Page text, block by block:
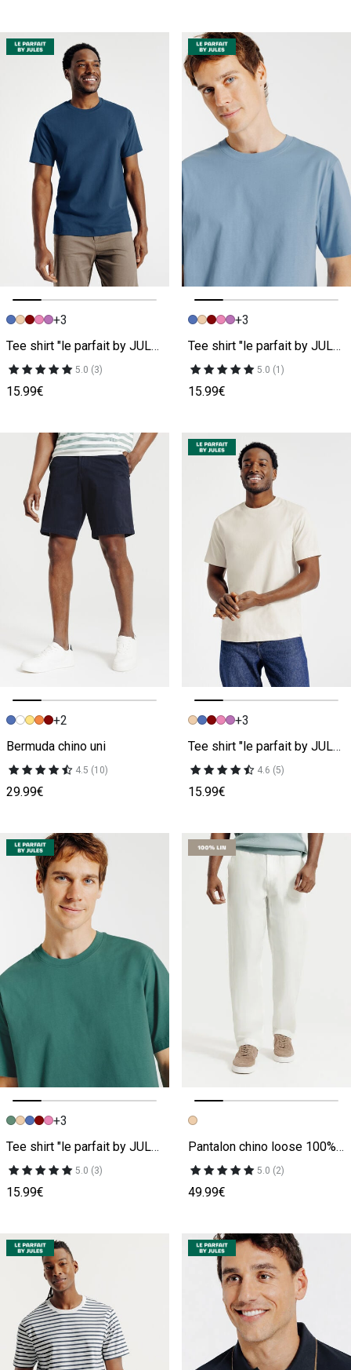
Image précédente
Image suivante
+3
Tee shirt "le parfait by JULES"
5.0 (3)
15.99€
Image précédente
Image suivante
+3
Tee shirt "le parfait by JULES"
5.0 (1)
15.99€
Image précédente
Image suivante
+2
Bermuda chino uni
4.5 (10)
29.99€
Image précédente
Image suivante
+3
Tee shirt "le parfait by JULES"
4.6 (5)
15.99€
Image précédente
Image suivante
+3
Tee shirt "le parfait by JULES"
5.0 (3)
15.99€
Image précédente
Image suivante
Pantalon chino loose 100% lin
5.0 (2)
49.99€